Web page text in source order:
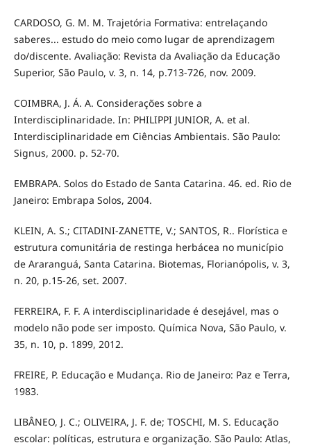
CARDOSO, G. M. M. Trajetória Formativa: entrelaçando
saberes... estudo do meio como lugar de aprendizagem
do/discente. Avaliação: Revista da Avaliação da Educação
Superior, São Paulo, v. 3, n. 14, p.713-726, nov. 2009.
COIMBRA, J. Á. A. Considerações sobre a
Interdisciplinaridade. In: PHILIPPI JUNIOR, A. et al.
Interdisciplinaridade em Ciências Ambientais. São Paulo:
Signus, 2000. p. 52-70.
EMBRAPA. Solos do Estado de Santa Catarina. 46. ed. Rio de
Janeiro: Embrapa Solos, 2004.
KLEIN, A. S.; CITADINI-ZANETTE, V.; SANTOS, R.. Florística e
estrutura comunitária de restinga herbácea no município
de Araranguá, Santa Catarina. Biotemas, Florianópolis, v. 3,
n. 20, p.15-26, set. 2007.
FERREIRA, F. F. A interdisciplinaridade é desejável, mas o
modelo não pode ser imposto. Química Nova, São Paulo, v.
35, n. 10, p. 1899, 2012.
FREIRE, P. Educação e Mudança. Rio de Janeiro: Paz e Terra,
1983.
LIBÂNEO, J. C.; OLIVEIRA, J. F. de; TOSCHI, M. S. Educação
escolar: políticas, estrutura e organização. São Paulo: Atlas,